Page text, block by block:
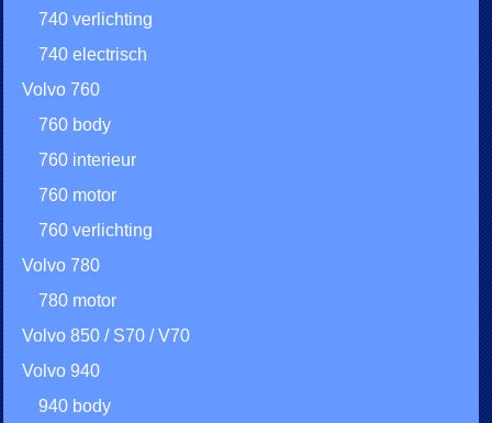
740 verlichting
740 electrisch
Volvo 760
760 body
760 interieur
760 motor
760 verlichting
Volvo 780
780 motor
Volvo 850 / S70 / V70
Volvo 940
940 body